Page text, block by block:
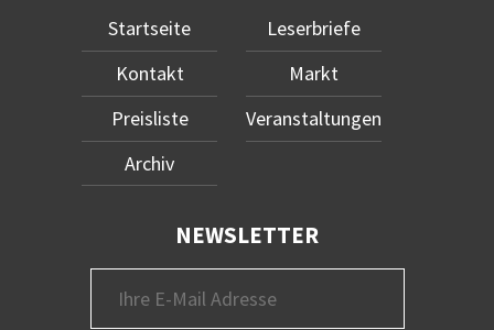
Startseite
Kontakt
Preisliste
Archiv
Leserbriefe
Markt
Veranstaltungen
NEWSLETTER